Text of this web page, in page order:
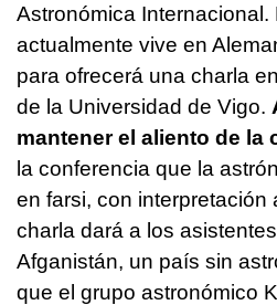
Astronómica Internacional.
actualmente vive en
para ofrecerá una charla
de la Universidad de Vigo.
mantener el aliento de la
la conferencia que la
en farsi, con interpretación
charla dará a los
Afganistán, un país sin
que el grupo astronómico